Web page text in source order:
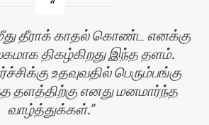
தீராக் காதல் கொண்ட எனக்கு
திகழ்கிறது இந்த தளம்.
உதவுவதில் பெரும்பங்கு
தளத்திற்கு எனது மனமார்ந்த
வாழ்த்துக்கள்.